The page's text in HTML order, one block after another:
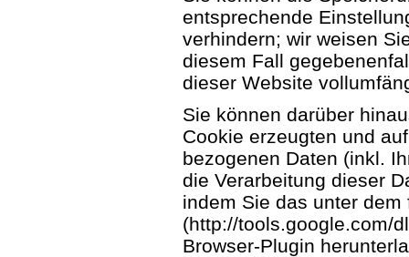
entsprechende
verhindern; wir weisen
diesem Fall
dieser Website
Sie können darüber
Cookie erzeugten und
bezogenen Daten (inkl.
die Verarbeitung dieser
indem Sie das unter dem
(http://tools.google.com/
Browser-Plugin